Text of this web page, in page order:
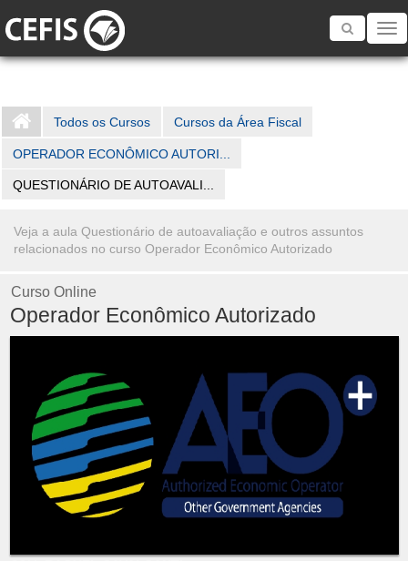
Toggle
Todos os Cursos Cursos da Área Fiscal
OPERADOR ECONÔMICO AUTORI...
QUESTIONÁRIO DE AUTOAVALI...
Veja a aula Questionário de autoavaliação e outros assuntos
relacionados no curso Operador Econômico Autorizado
Curso Online
Operador Econômico Autorizado